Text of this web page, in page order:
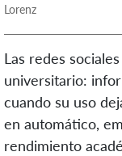
Lorenz
Las redes
universitario:
cuando su uso
en automático,
rendimiento